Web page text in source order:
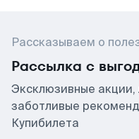
Рассказываем о
Рассылка с
Эксклюзивные
заботливые
Купибилета